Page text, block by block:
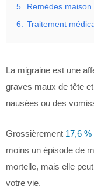
5. Remèdes
6. Traitement
La migraine est une
graves maux de tête
nausées ou des
Grossièrement 17,6 %
moins un épisode de
mortelle, mais elle
votre vie.